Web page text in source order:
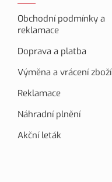
Obchodní podmínky a
reklamace
Doprava a platba
Výměna a vrácení zboží
Reklamace
Náhradní plnění
Akční leták